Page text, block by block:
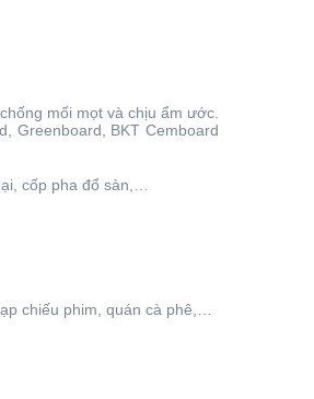
mối mọt và chịu ẩm ước.
Greenboard, BKT Cemboard
cốp pha đổ sàn,…
chiếu phim, quán cà phê,…